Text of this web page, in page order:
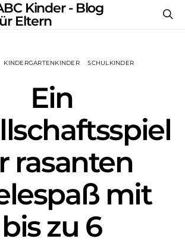
Kinder - Blog
Eltern
KINDERGARTENKINDER SCHULKINDER
Ein
rasanten
mit
bis zu 6